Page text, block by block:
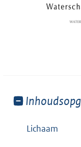
Toon
van:
Lichaam